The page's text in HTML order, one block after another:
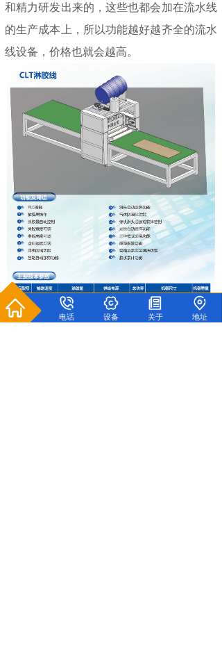
和精力研发出来的，这些也都会加在流水线
的生产成本上，所以功能越好越齐全的流水
线设备，价格也就会越高。
电话 设备 关于 地址